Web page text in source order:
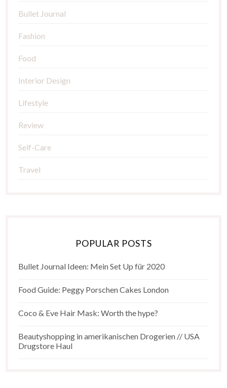
Bullet Journal
Fashion
Food
Interior Design
Lifestyle
Review
Self-Care
Travel
POPULAR POSTS
Bullet Journal Ideen: Mein Set Up für 2020
Food Guide: Peggy Porschen Cakes London
Coco & Eve Hair Mask: Worth the hype?
Beautyshopping in amerikanischen Drogerien // USA
Drugstore Haul